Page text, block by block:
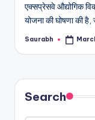
एक्सप्रेसवे औद्योगिक
योजना की घोषणा की है,
Posted
Saurabh
Search